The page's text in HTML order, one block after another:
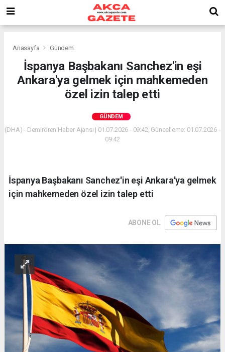
Anasayfa Gündem
İspanya Başbakanı Sanchez'in eşi
Ankara'ya gelmek için mahkemeden
özel izin talep etti
GÜNDEM
(DHA) - Demirören Haber Ajansı | 01.07.2026 - 09:42, Güncelleme: 01.07.2026 -
09:42
İspanya Başbakanı Sanchez'in eşi Ankara'ya gelmek
için mahkemeden özel izin talep etti
ABONE OL